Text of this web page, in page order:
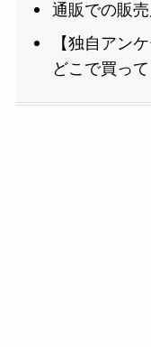
通販での販
【独自アン
どこで買って